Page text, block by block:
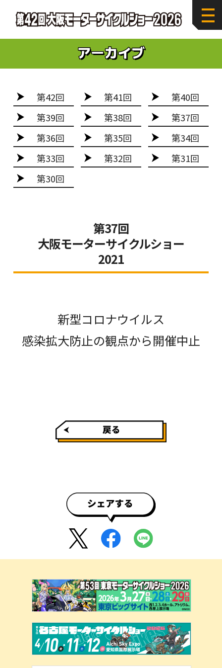
第42回 第41回
第40回
第39回
第38回
第37回
第36回
第35回
第34回
第33回
第32回
第31回
第30回
第37回
大阪モーターサイクルショー
2021
新型コロナウイルス
感染拡大防止の観点から開催中止